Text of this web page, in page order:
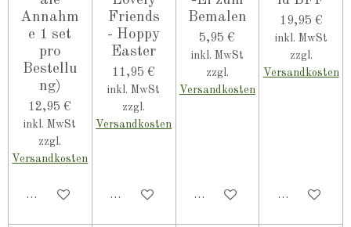
Annahm
e 1 set
pro
Bestellu
ng)
12,95 €
inkl. MwSt
zzgl.
Versandkosten
Bei Verfügbarkeit benachrichtigen
Friends
- Hoppy
Easter
11,95 €
inkl. MwSt
zzgl.
Versandkosten
In den Warenkorb
Bemalen
5,95 €
inkl. MwSt
zzgl.
Versandkosten
In den Warenkorb
19,95 €
inkl. MwSt
zzgl.
Versandkosten
In den